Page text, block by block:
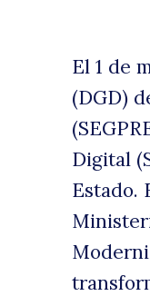
El 1 de
(DGD)
Digital
Estado.